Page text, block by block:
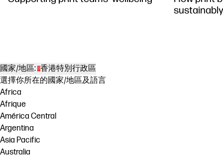
sustainably
國家/地區: 香港特別行政區
選擇你所在的國家/地區及語言
Africa
Afrique
América Central
Argentina
Asia Pacific
Australia